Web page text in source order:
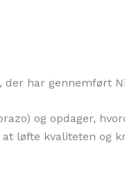
har gennemført
og opdager,
løfte kvaliteten og